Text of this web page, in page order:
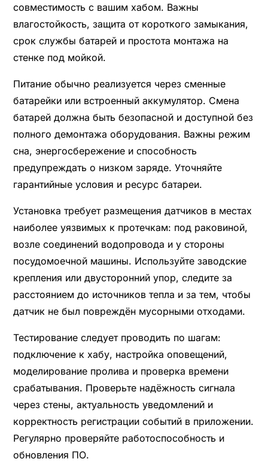
совместимость с вашим хабом. Важны
влагостойкость, защита от короткого замыкания,
срок службы батарей и простота монтажа на
стенке под мойкой.
Питание обычно реализуется через сменные
батарейки или встроенный аккумулятор. Смена
батарей должна быть безопасной и доступной без
полного демонтажа оборудования. Важны режим
сна, энергосбережение и способность
предупреждать о низком заряде. Уточняйте
гарантийные условия и ресурс батареи.
Установка требует размещения датчиков в местах
наиболее уязвимых к протечкам: под раковиной,
возле соединений водопровода и у стороны
посудомоечной машины. Используйте заводские
крепления или двусторонний упор, следите за
расстоянием до источников тепла и за тем, чтобы
датчик не был повреждён мусорными отходами.
Тестирование следует проводить по шагам:
подключение к хабу, настройка оповещений,
моделирование пролива и проверка времени
срабатывания. Проверьте надёжность сигнала
через стены, актуальность уведомлений и
корректность регистрации событий в приложении.
Регулярно проверяйте работоспособность и
обновления ПО.